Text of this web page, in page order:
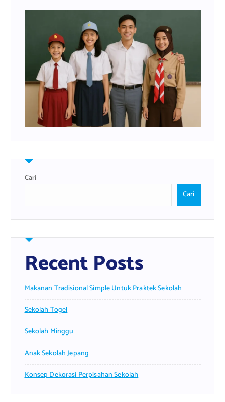
Cari
Cari
Recent Posts
Makanan Tradisional Simple Untuk Praktek Sekolah
Sekolah Togel
Sekolah Minggu
Anak Sekolah Jepang
Konsep Dekorasi Perpisahan Sekolah